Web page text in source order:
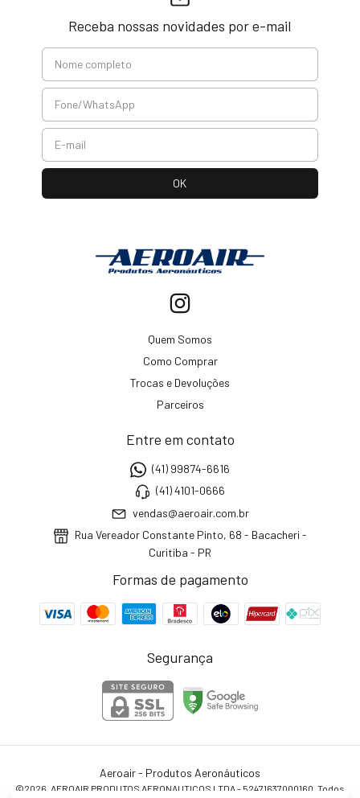
Receba nossas novidades por e-mail
Quem Somos
Como Comprar
Trocas e Devoluções
Parceiros
Entre em contato
(41) 99874-6616
(41) 4101-0666
vendas@aeroair.com.br
Rua Vereador Constante Pinto, 68 - Bacacheri -
Curitiba - PR
Formas de pagamento
Segurança
Aeroair - Produtos Aeronáuticos
©2026. AEROAIR PRODUTOS AERONAUTICOS LTDA - 52471637000160. Todos